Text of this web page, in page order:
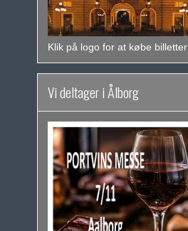
Klik på logo for at købe billetter
Vi deltager i Ålborg